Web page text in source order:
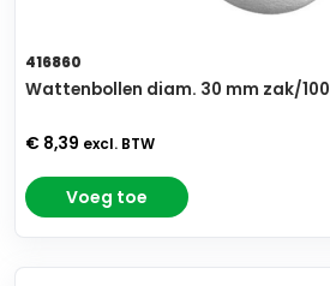
416860
Wattenbollen diam. 30 mm zak/100
€ 8,39 excl. BTW
Voeg toe